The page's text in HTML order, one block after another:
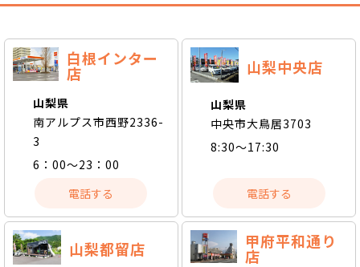
白根インター
店
山梨県
南アルプス市西野2336-
3
6：00～23：00
電話する
山梨中央店
山梨県
中央市大鳥居3703
8:30～17:30
電話する
山梨都留店 甲府平和通り
店